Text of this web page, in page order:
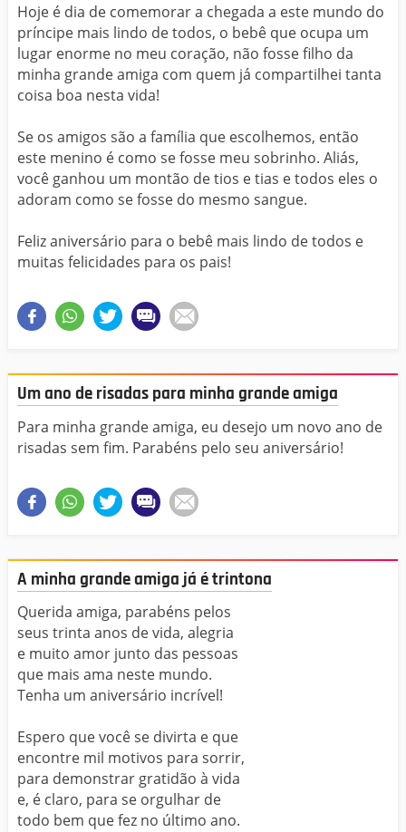
Hoje é dia de comemorar a chegada a este mundo do
príncipe mais lindo de todos, o bebê que ocupa um
lugar enorme no meu coração, não fosse filho da
minha grande amiga com quem já compartilhei tanta
coisa boa nesta vida!
Se os amigos são a família que escolhemos, então
este menino é como se fosse meu sobrinho. Aliás,
você ganhou um montão de tios e tias e todos eles o
adoram como se fosse do mesmo sangue.
Feliz aniversário para o bebê mais lindo de todos e
muitas felicidades para os pais!
Um ano de risadas para minha grande amiga
Para minha grande amiga, eu desejo um novo ano de
risadas sem fim. Parabéns pelo seu aniversário!
A minha grande amiga já é trintona
Querida amiga, parabéns pelos
seus trinta anos de vida, alegria
e muito amor junto das pessoas
que mais ama neste mundo.
Tenha um aniversário incrível!
Espero que você se divirta e que
encontre mil motivos para sorrir,
para demonstrar gratidão à vida
e, é claro, para se orgulhar de
todo bem que fez no último ano.